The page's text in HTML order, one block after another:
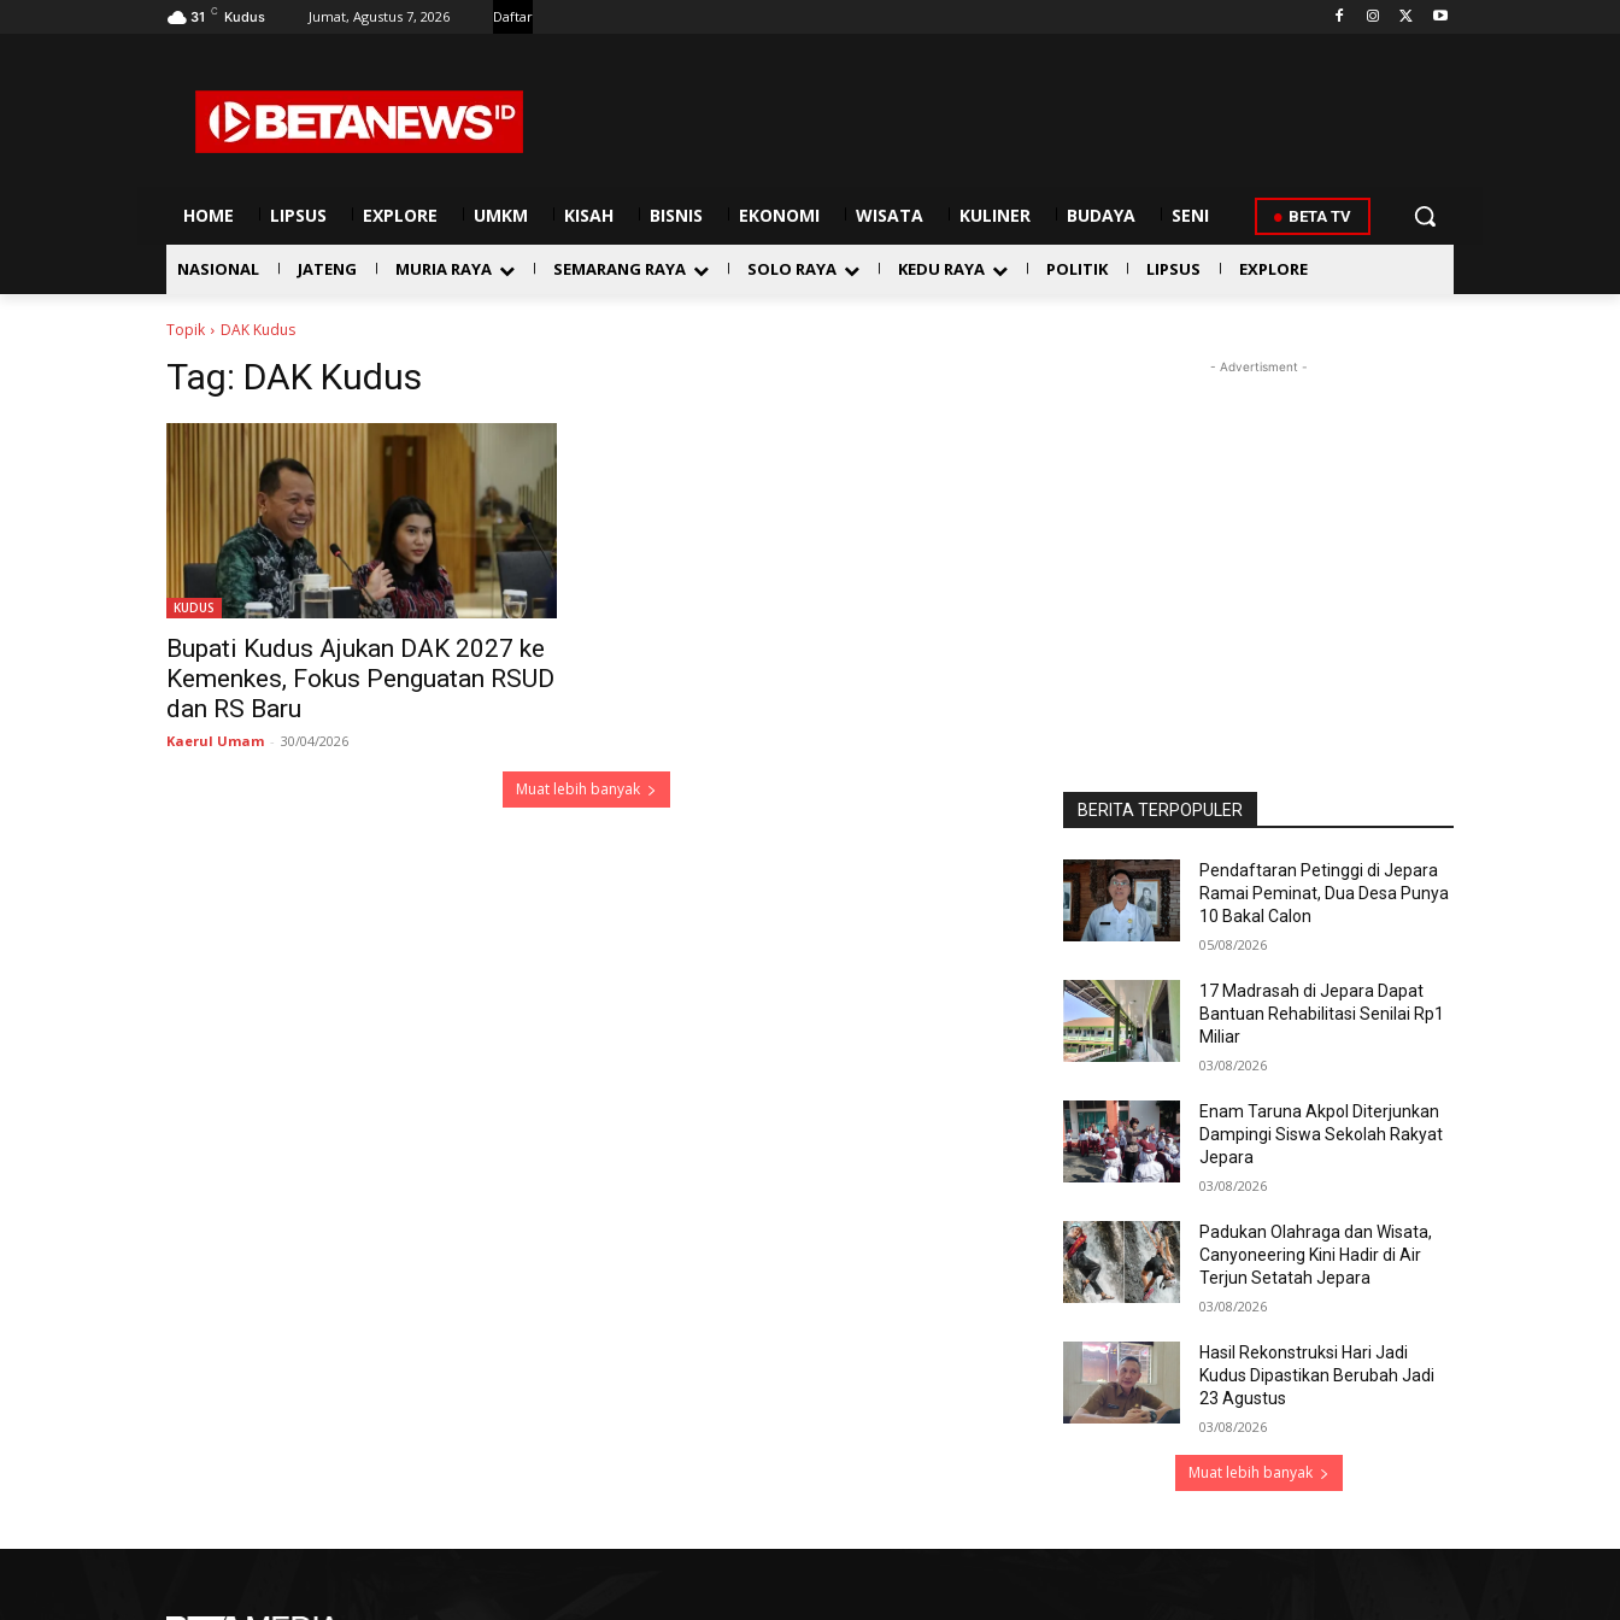
31 C Kudus Jumat, Agustus 7, 2026 Daftar
HOME LIPSUS EXPLORE UMKM KISAH BISNIS EKONOMI WISATA KULINER BUDAYA SENI BETA TV
NASIONAL JATENG MURIA RAYA SEMARANG RAYA SOLO RAYA KEDU RAYA POLITIK LIPSUS EXPLORE
Topik DAK Kudus
Tag: DAK Kudus
KUDUS
Bupati Kudus Ajukan DAK 2027 ke
Kemenkes, Fokus Penguatan RSUD
dan RS Baru
Kaerul Umam - 30/04/2026
Muat lebih banyak
- Advertisment -
BERITA TERPOPULER
Pendaftaran Petinggi di Jepara
Ramai Peminat, Dua Desa Punya
10 Bakal Calon
05/08/2026
17 Madrasah di Jepara Dapat
Bantuan Rehabilitasi Senilai Rp1
Miliar
03/08/2026
Enam Taruna Akpol Diterjunkan
Dampingi Siswa Sekolah Rakyat
Jepara
03/08/2026
Padukan Olahraga dan Wisata,
Canyoneering Kini Hadir di Air
Terjun Setatah Jepara
03/08/2026
Hasil Rekonstruksi Hari Jadi
Kudus Dipastikan Berubah Jadi
23 Agustus
03/08/2026
Muat lebih banyak